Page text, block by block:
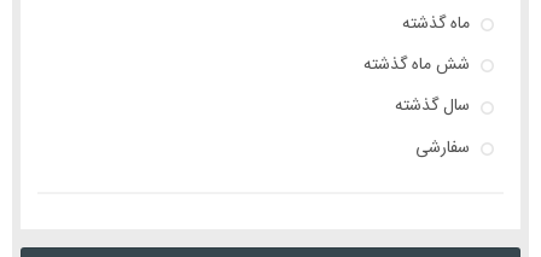
ماه گذشته
شش ماه گذشته
سال گذشته
سفارشی